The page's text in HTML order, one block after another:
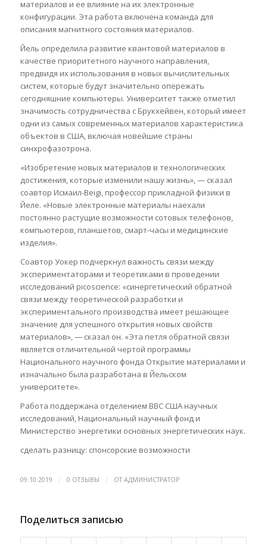
материалов и ее влияние на их электронные
конфигурации. Эта работа включена команда для
описания магнитного состояния материалов.
Йель определила развитие квантовой материалов в
качестве приоритетного научного направления,
предвидя их использования в новых вычислительных
систем, которые будут значительно опережать
сегодняшние компьютеры. Университет также отметил
значимость сотрудничества с Брукхейвен, который имеет
одни из самых современных материалов характеристика
объектов в США, включая новейшие страны
синхрофазотрона.
«Изобретение новых материалов в технологических
достижения, которые изменили нашу жизнь», — сказал
соавтор Исмаил-Beigi, профессор прикладной физики в
Йеле. «Новые электронные материалы наехали
постоянно растущие возможности сотовых телефонов,
компьютеров, планшетов, смарт-часы и медицинские
изделия».
Соавтор Уокер подчеркнул важность связи между
экспериментаторами и теоретиками в проведении
исследований picoscience: «синергетический обратной
связи между теоретической разработки и
экспериментального производства имеет решающее
значение для успешного открытия новых свойств
материалов», — сказал он. «Эта петля обратной связи
является отличительной чертой программы
Национального научного фонда Открытие материалами и
изначально была разработана в Йельском
университете».
Работа поддержана отделением ВВС США научных
исследований, Национальный научный фонд и
Министерство энергетики основных энергетических наук.
сделать разницу: спонсорские возможности
09.10.2019 / 0 ОТЗЫВЫ / ОТАДМИНИСТРАТОР
Поделиться записью